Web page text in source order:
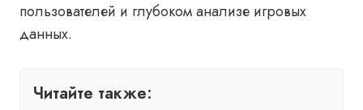
пользователей и глубоком анализе игровых
данных.
Читайте также: